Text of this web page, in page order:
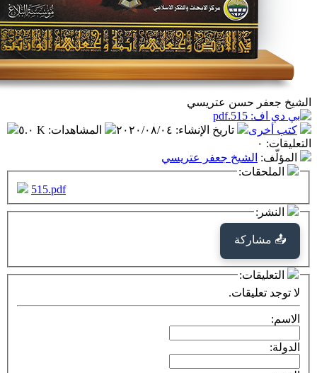
حسن عتريسي
تاريخ الإنشاء:٢٠٢٠/٠٨/٠٤ المشاهدات:٥.٠ K
جعفر عتريسي